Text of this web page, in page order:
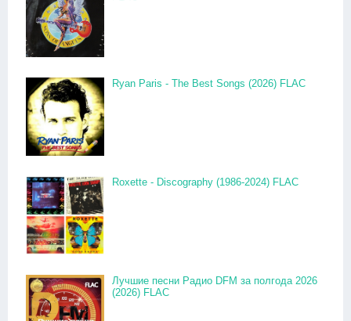
Ryan Paris - The Best Songs (2026) FLAC
Roxette - Discography (1986-2024) FLAC
Лучшие песни Радио DFM за полгода 2026
(2026) FLAC